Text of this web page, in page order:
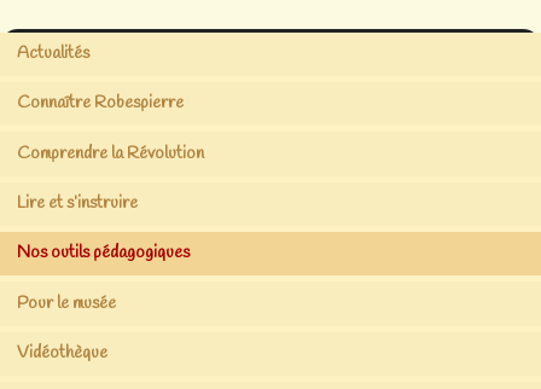
Actualités
Connaître Robespierre
Comprendre la Révolution
Lire et s’instruire
Nos outils pédagogiques
Pour le musée
Vidéothèque